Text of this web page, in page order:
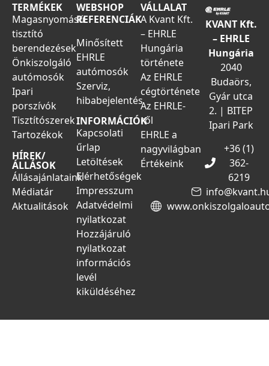
TERMÉKEK
Magasnyomású
tisztító
berendezések
Önkiszolgáló
autómosók
Ipari
porszívók
Tisztítószerek
Tartozékok
HÍREK/
ÁLLÁSOK
Állásajánlataink
Médiatár
Aktualitások
WEBSHOP
REFERENCIÁK
Minősített
EHRLE
autómosók
Szerviz,
hibabejelentés
INFORMÁCIÓK
Kapcsolati
űrlap
Letöltések
Elérhetőségek
Impresszum
Adatvédelmi
nyilatkozat
Hozzájáruló
nyilatkozat
információs
levél
kiküldéséhez
VÁLLALAT
A Kvant Kft.
– EHRLE
Hungária
története
Az EHRLE
cégtörténete
Az EHRLE-
ről
EHRLE a
nagyvilágban
Értékeink
KVANT Kft.
– EHRLE
Hungária
2040
Budaörs,
Gyár utca
2. | BITEP
Ipari Park
+36 (1)
362-
6219